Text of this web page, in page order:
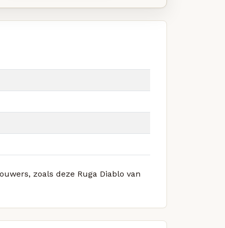
zoals deze Ruga Diablo van